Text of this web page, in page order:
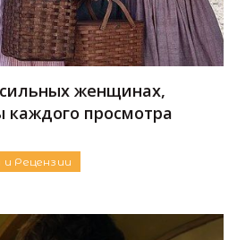
женщинах,
каждого просмотра
Рецензии